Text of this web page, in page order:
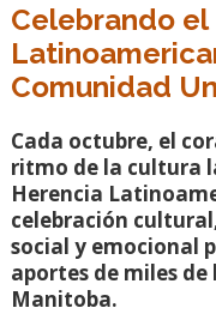
Celebrando
Comunidad
Cada octubre, el
ritmo de la cultura
Herencia
celebración
social y emocional
aportes de miles
Manitoba.